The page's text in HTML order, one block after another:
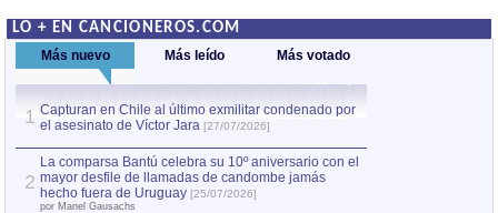
LO + EN CANCIONEROS.COM
Más nuevo Más leído Más votado
1 Capturan en Chile al último exmilitar condenado por
el asesinato de Víctor Jara [27/07/2026]
2
La comparsa Bantú celebra su 10º aniversario con el
mayor desfile de llamadas de candombe jamás
hecho fuera de Uruguay [25/07/2026]
por Manel Gausachs